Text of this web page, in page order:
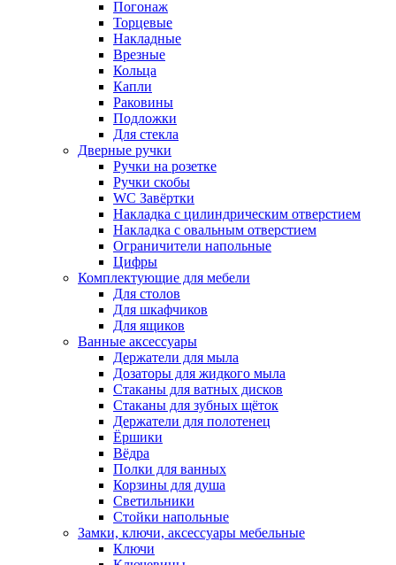
Погонаж
Торцевые
Накладные
Врезные
Кольца
Капли
Раковины
Подложки
Для стекла
Дверные ручки
Ручки на розетке
Ручки скобы
WC Завёртки
Накладка с цилиндрическим отверстием
Накладка с овальным отверстием
Ограничители напольные
Цифры
Комплектующие для мебели
Для столов
Для шкафчиков
Для ящиков
Ванные аксессуары
Держатели для мыла
Дозаторы для жидкого мыла
Стаканы для ватных дисков
Стаканы для зубных щёток
Держатели для полотенец
Ёршики
Вёдра
Полки для ванных
Корзины для душа
Светильники
Стойки напольные
Замки, ключи, аксессуары мебельные
Ключи